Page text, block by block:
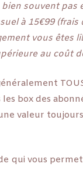
souvent pas
à 15€99
vous êtes
au coût
box des
valeur
qui vous